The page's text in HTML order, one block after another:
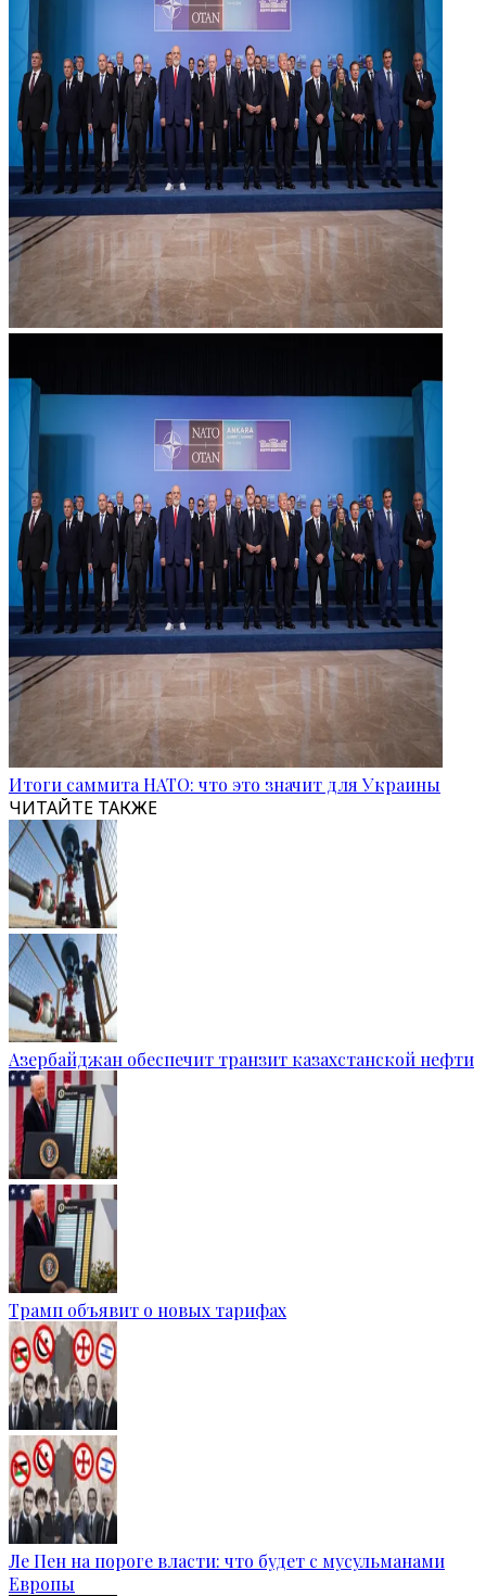
Итоги саммита НАТО: что это значит для Украины
ЧИТАЙТЕ ТАКЖЕ
Азербайджан обеспечит транзит казахстанской нефти
Трамп объявит о новых тарифах
Ле Пен на пороге власти: что будет с мусульманами
Европы